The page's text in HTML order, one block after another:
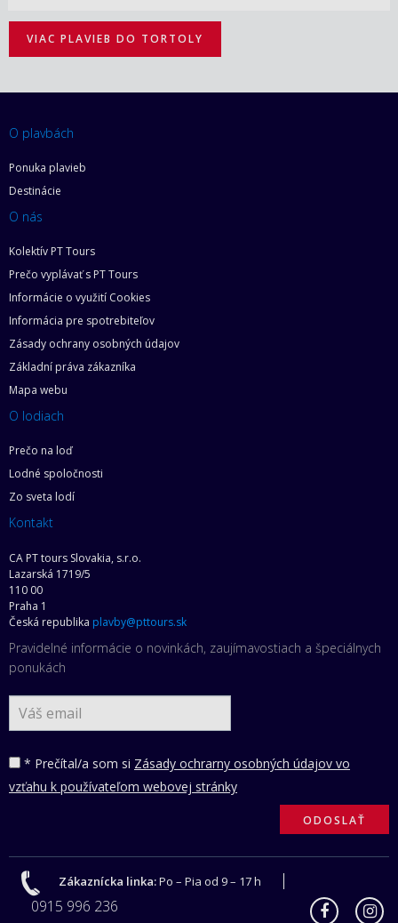
VIAC PLAVIEB DO TORTOLY
O plavbách
Ponuka plavieb
Destinácie
O nás
Kolektív PT Tours
Prečo vyplávať s PT Tours
Informácie o využití Cookies
Informácia pre spotrebiteľov
Zásady ochrany osobných údajov
Základní práva zákazníka
Mapa webu
O lodiach
Prečo na loď
Lodné spoločnosti
Zo sveta lodí
Kontakt
CA PT tours Slovakia, s.r.o.
Lazarská 1719/5
110 00
Praha 1
Česká republika plavby@pttours.sk
Pravidelné informácie o novinkách, zaujímavostiach a špeciálnych
ponukách
* Prečítal/a som si Zásady ochrarny osobných údajov vo
vzťahu k používateľom webovej stránky
Zákaznícka linka:Po – Pia od 9 – 17 h
0915 996 236